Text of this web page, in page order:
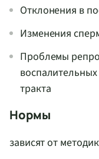
Отклонения в
Изменения
Проблемы
тракта
Нормы
зависят от